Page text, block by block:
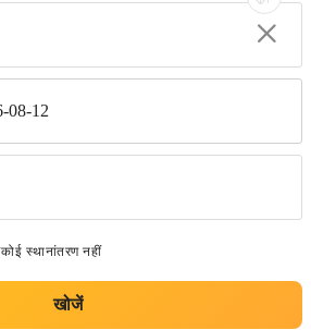
08-12
स्थानांतरण नहीं
खोजें